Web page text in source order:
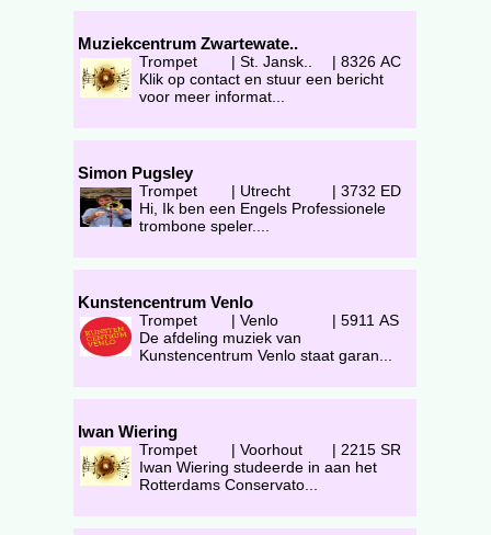
Muziekcentrum Zwartewate..
Trompet | St. Jansk.. | 8326 AC
Klik op contact en stuur een bericht
voor meer informat...
Simon Pugsley
Trompet | Utrecht | 3732 ED
Hi, Ik ben een Engels Professionele
trombone speler....
Kunstencentrum Venlo
Trompet | Venlo | 5911 AS
De afdeling muziek van
Kunstencentrum Venlo staat garan...
Iwan Wiering
Trompet | Voorhout | 2215 SR
Iwan Wiering studeerde in aan het
Rotterdams Conservato...